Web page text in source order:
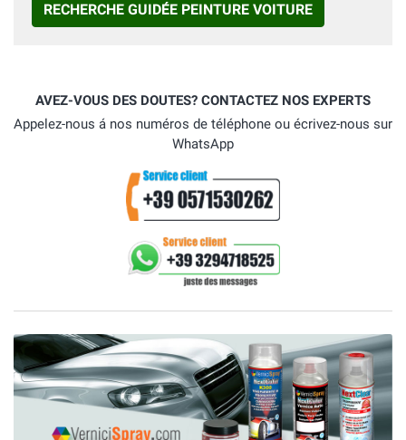
RECHERCHE GUIDÉE PEINTURE VOITURE
AVEZ-VOUS DES DOUTES? CONTACTEZ NOS EXPERTS
Appelez-nous á nos numéros de téléphone ou écrivez-nous sur
WhatsApp